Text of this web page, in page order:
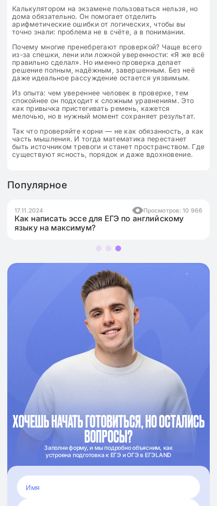
Калькулятором на экзамене пользоваться нельзя, но
дома обязательно. Он помогает отделить
арифметические ошибки от логических, чтобы вы
точно знали: проблема не в счёте, а в понимании.
Почему многие пренебрегают проверкой? Чаще всего
из-за спешки, лени или ложной уверенности: «Я же всё
правильно сделал». Но именно проверка делает
решение полным, надёжным, завершенным. Без неё
даже идеальное рассуждение остается уязвимым.
Из опыта: чем увереннее человек в проверке, тем
спокойнее он подходит к сложным уравнениям. Это
как привычка пристегивать ремень, кажется
мелочью, но в нужный момент сохраняет результат.
Так что проверяйте корни — не как обязанность, а как
часть мышления. И тогда математика перестанет
быть источником тревоги и станет пространством. Где
существуют ясность, порядок и даже вдохновение.
ХОЧЕШЬ НАЧАТЬ ГОТОВИТЬСЯ, НО ОСТАЛИСЬ
ВОПРОСЫ?
Заполни форму, и мы подробно объясним, как
устроена подготовка к ЕГЭ и ОГЭ в ЕГЭLAND
Популярное
17.11.2024 Просмотров: 10 966
Как написать эссе для ЕГЭ по английскому
языку на максимум?